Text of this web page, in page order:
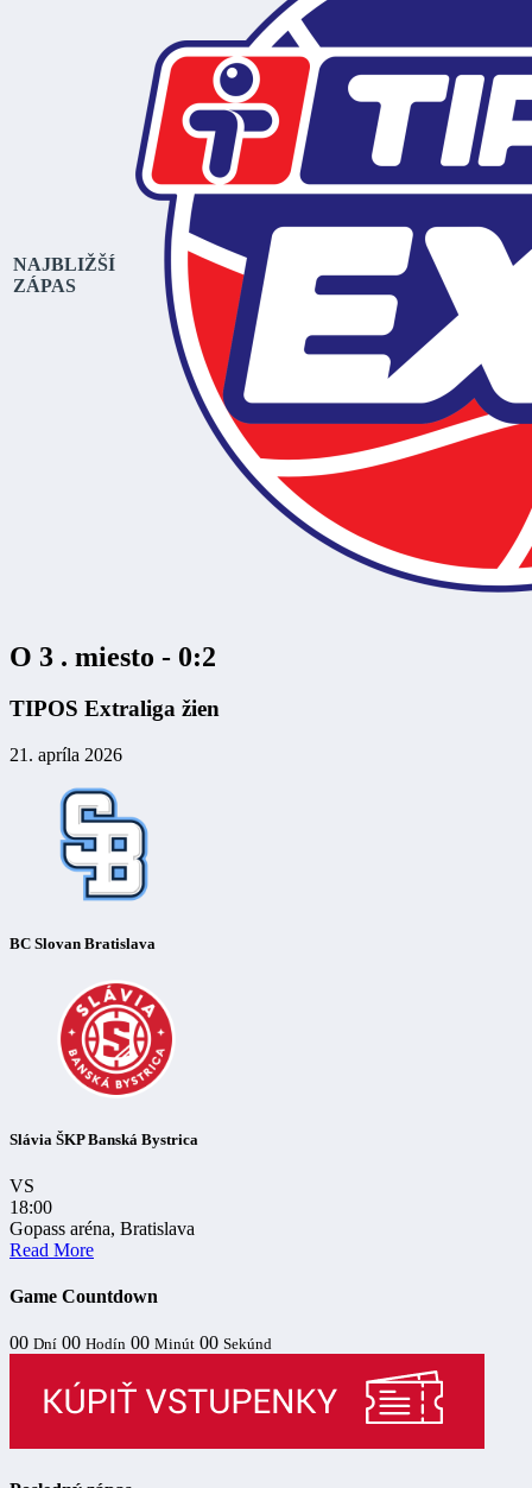
NAJBLIŽŠÍ
ZÁPAS
O 3 . miesto - 0:2
TIPOS Extraliga žien
21. apríla 2026
BC Slovan Bratislava
Slávia ŠKP Banská Bystrica
VS
18:00
Gopass aréna, Bratislava
Read More
Game Countdown
00 Dní 00 Hodín 00 Minút 00 Sekúnd